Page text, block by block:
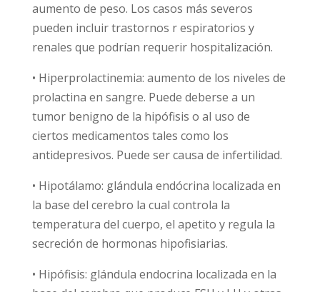
aumento de peso. Los casos más severos
pueden incluir trastornos r espiratorios y
renales que podrían requerir hospitalización.
• Hiperprolactinemia: aumento de los niveles de
prolactina en sangre. Puede deberse a un
tumor benigno de la hipófisis o al uso de
ciertos medicamentos tales como los
antidepresivos. Puede ser causa de infertilidad.
• Hipotálamo: glándula endócrina localizada en
la base del cerebro la cual controla la
temperatura del cuerpo, el apetito y regula la
secreción de hormonas hipofisiarias.
• Hipófisis: glándula endocrina localizada en la